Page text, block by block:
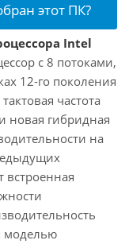
этот ПК?
Intel
с 8 потоками,
12-го поколения
частота
новая гибридная
на
встроенная
моделью